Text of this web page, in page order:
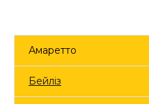
Амаретто
Бейліз